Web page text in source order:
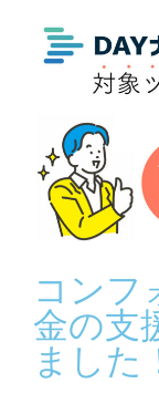
コンフ
金の支
ました